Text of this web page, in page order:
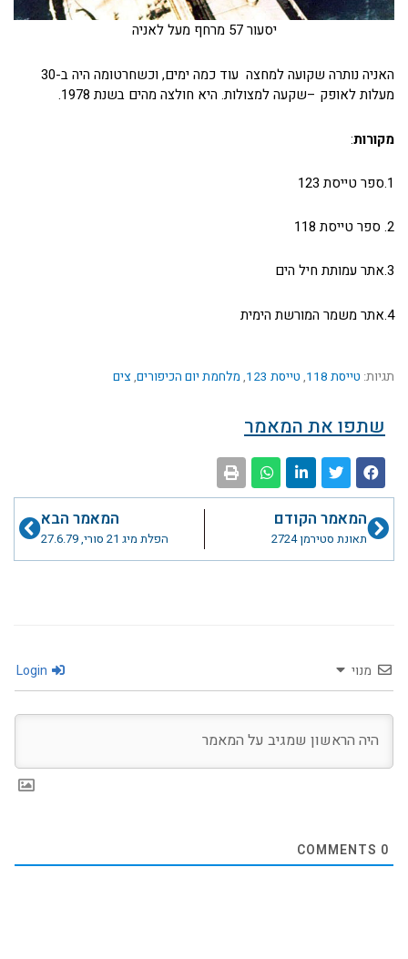
יסעור 57 מרחף מעל לאניה
האניה נותרה שקועה למחצה עוד כמה ימים, וכשחרטומה היה ב-30
מעלות לאופק –שקעה למצולות. היא חולצה מהים בשנת 1978.
מקורות:
1.ספר טייסת 123
2. ספר טייסת 118
3.אתר עמותת חיל הים
4.אתר משמר המורשת הימית
תגיות: טייסת 118 , טייסת 123 , מלחמת יום הכיפורים, צים
שתפו את המאמר
קודםהמאמר הקודם
תאונת סטירמן 2724
המאמר הבא
הפלת מיג 21 סורי, 27.6.79
הבא
מנוי
0